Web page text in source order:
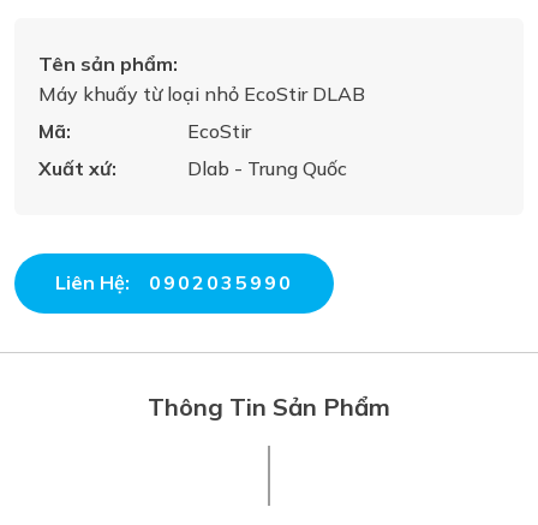
Tên sản phẩm:
Máy khuấy từ loại nhỏ EcoStir DLAB
Mã:
EcoStir
Xuất xứ:
Dlab - Trung Quốc
Liên Hệ: 0902035990
Thông Tin Sản Phẩm